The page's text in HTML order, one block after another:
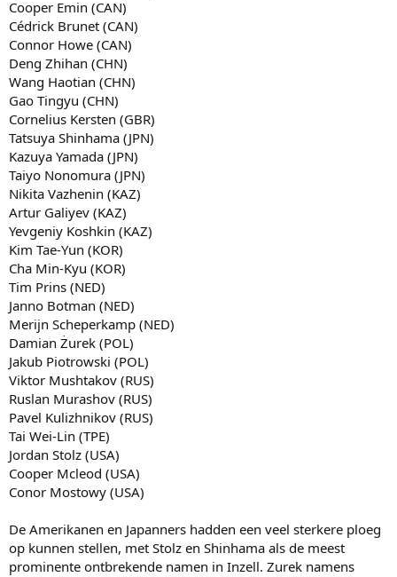
Cooper Emin (CAN)
Cédrick Brunet (CAN)
Connor Howe (CAN)
Deng Zhihan (CHN)
Wang Haotian (CHN)
Gao Tingyu (CHN)
Cornelius Kersten (GBR)
Tatsuya Shinhama (JPN)
Kazuya Yamada (JPN)
Taiyo Nonomura (JPN)
Nikita Vazhenin (KAZ)
Artur Galiyev (KAZ)
Yevgeniy Koshkin (KAZ)
Kim Tae-Yun (KOR)
Cha Min-Kyu (KOR)
Tim Prins (NED)
Janno Botman (NED)
Merijn Scheperkamp (NED)
Damian Żurek (POL)
Jakub Piotrowski (POL)
Viktor Mushtakov (RUS)
Ruslan Murashov (RUS)
Pavel Kulizhnikov (RUS)
Tai Wei-Lin (TPE)
Jordan Stolz (USA)
Cooper Mcleod (USA)
Conor Mostowy (USA)
De Amerikanen en Japanners hadden een veel sterkere ploeg
op kunnen stellen, met Stolz en Shinhama als de meest
prominente ontbrekende namen in Inzell. Zurek namens